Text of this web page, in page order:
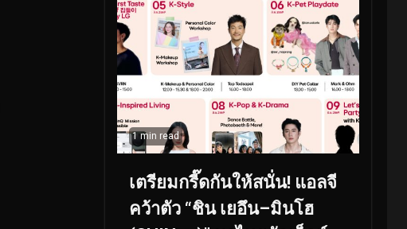
1 min read
เตรียมกรี๊ดกันให้สนั่น! แอลจี
คว้าตัว “ชิน เยอึน–มินโฮ